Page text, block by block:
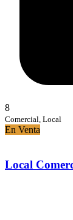
8
Comercial, Local
En Venta
Local